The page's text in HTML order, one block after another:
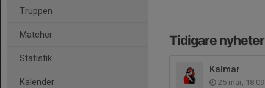
Truppen
Matcher
Statistik
Kalender
Tidigare nyheter
Kalmar
25 mar, 18:09